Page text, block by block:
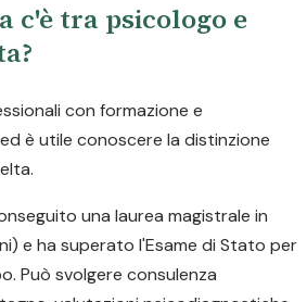
c'è tra psicologo e
con formazione e
è utile conoscere la distinzione
una laurea magistrale in
e ha superato l'Esame di Stato per
Può svolgere consulenza